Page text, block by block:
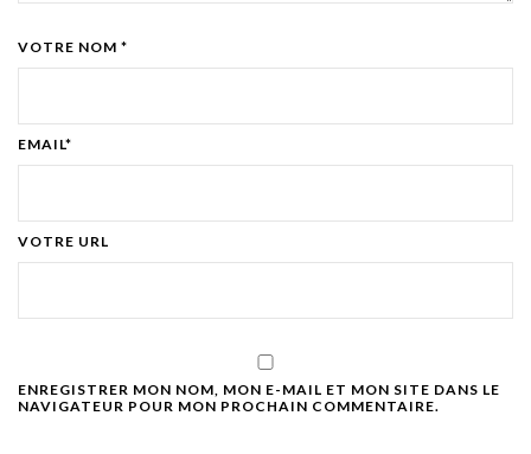
VOTRE NOM *
EMAIL*
VOTRE URL
ENREGISTRER MON NOM, MON E-MAIL ET MON SITE DANS LE
NAVIGATEUR POUR MON PROCHAIN COMMENTAIRE.